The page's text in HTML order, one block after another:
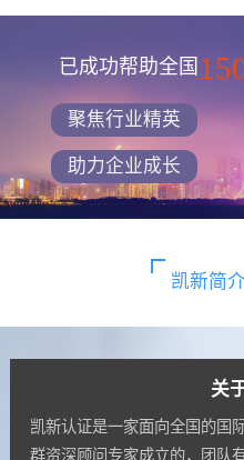
已成功帮助全国
聚焦行业精英
助力企业成长
凯新简介
关
凯新认证是一家面向全国的国
群资深顾问专家成立的，团队